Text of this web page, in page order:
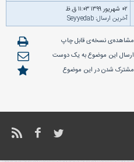
۰۲ شهریور ۱۳۹۹ ۱۱:۰۳ ق.ظ
آخرین ارسال:
Seyyedab
مشاهده‌ی نسخه‌ی قابل چاپ
ارسال این موضوع به یک دوست
مشترک شدن در این موضوع